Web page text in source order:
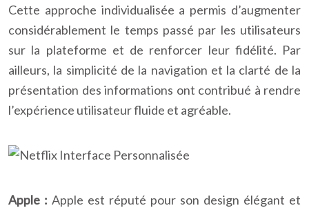
Cette approche individualisée a permis d’augmenter
considérablement le temps passé par les utilisateurs
sur la plateforme et de renforcer leur fidélité. Par
ailleurs, la simplicité de la navigation et la clarté de la
présentation des informations ont contribué à rendre
l’expérience utilisateur fluide et agréable.
Apple : Apple est réputé pour son design élégant et